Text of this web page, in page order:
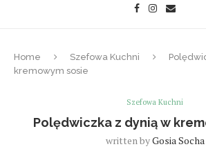
Home Szefowa Kuchni
kremowym sosie
Szefowa Kuchni
Polędwiczka z dynią w
written byGosia Socha